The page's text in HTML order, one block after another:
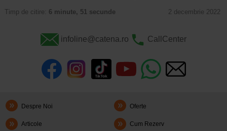
Timp de citire: 6 minute, 51 secunde 2 decembrie 2022
infoline@catena.ro CallCenter
Despre Noi Oferte
Articole Cum Rezerv